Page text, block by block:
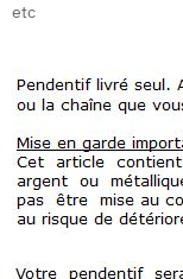
etc